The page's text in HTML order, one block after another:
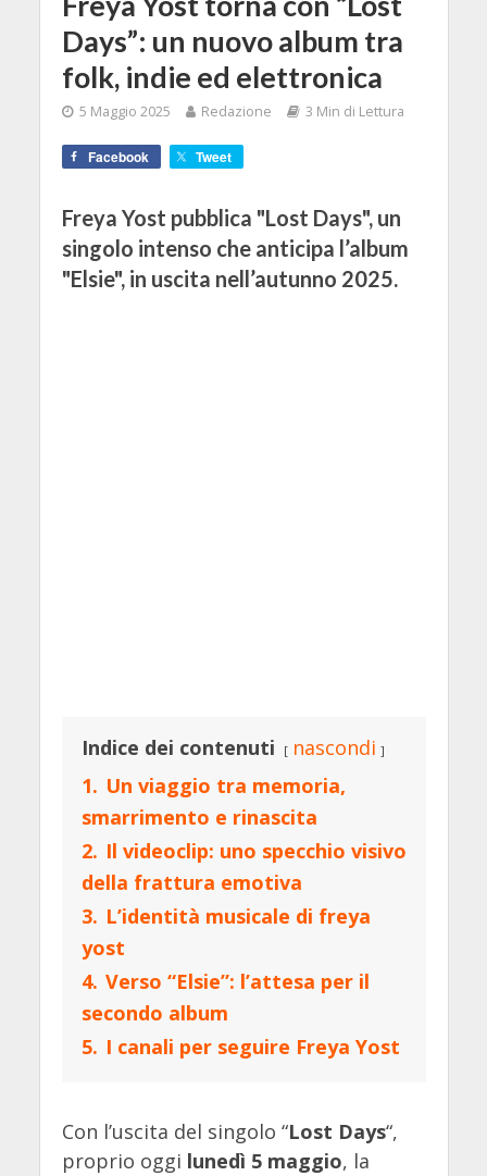
Days”: un nuovo album tra
folk, indie ed elettronica
5 Maggio 2025 Redazione 3 Min di Lettura
Facebook Tweet
Freya Yost pubblica "Lost Days", un
singolo intenso che anticipa l’album
"Elsie", in uscita nell’autunno 2025.
Indice dei contenuti
nascondi
1. Un viaggio tra memoria,
smarrimento e rinascita
2. Il videoclip: uno specchio visivo
della frattura emotiva
3. L’identità musicale di freya
yost
4. Verso “Elsie”: l’attesa per il
secondo album
5. I canali per seguire Freya Yost
Con l’uscita del singolo “Lost Days“,
proprio oggi lunedì 5 maggio, la